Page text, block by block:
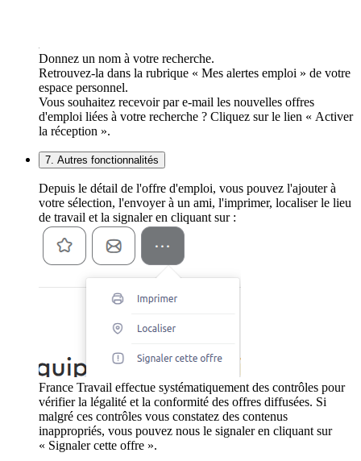
Donnez un nom à votre recherche.
Retrouvez-la dans la rubrique « Mes alertes emploi » de votre
espace personnel.
Vous souhaitez recevoir par e-mail les nouvelles offres
d'emploi liées à votre recherche ? Cliquez sur le lien « Activer
la réception ».
7. Autres fonctionnalités
Depuis le détail de l'offre d'emploi, vous pouvez l'ajouter à
votre sélection, l'envoyer à un ami, l'imprimer, localiser le lieu
de travail et la signaler en cliquant sur :
France Travail effectue systématiquement des contrôles pour
vérifier la légalité et la conformité des offres diffusées. Si
malgré ces contrôles vous constatez des contenus
inappropriés, vous pouvez nous le signaler en cliquant sur
« Signaler cette offre ».